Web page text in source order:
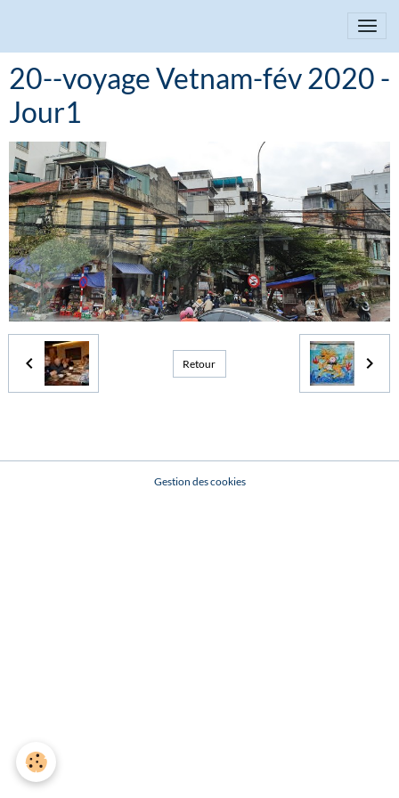
20--voyage Vetnam-fév 2020 -
Jour1
Retour
Gestion des cookies